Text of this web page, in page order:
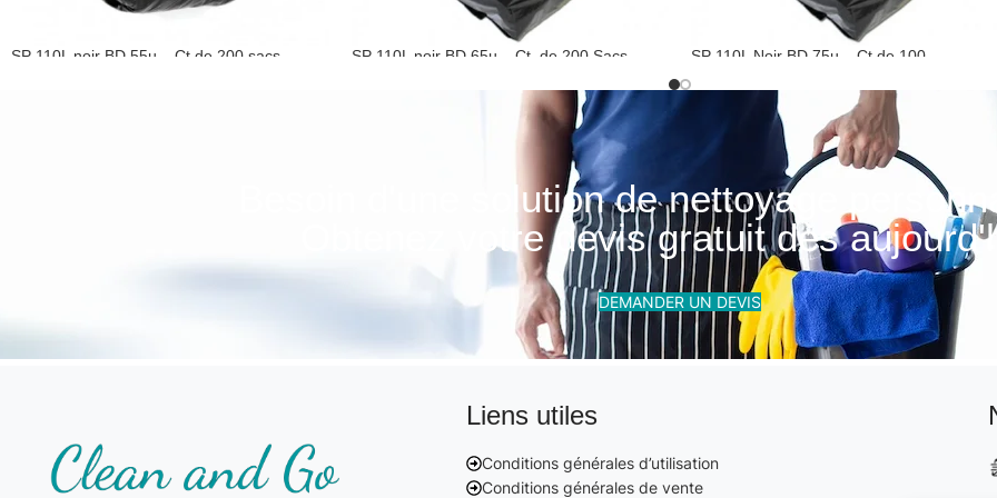
SP 110L noir BD 55µ – Ct de 200 sacs SP 110L noir BD 65µ – Ct. de 200 Sacs
Sacs poubelles pebd noirs
SP 110L Noir BD 75µ – Ct de 100
Sacs poubelles pebd noirs
Besoin d'une solution de nettoyage
Obtenez votre devis gratuit dès
DEMANDER UN DEVIS
Liens utiles
Conditions générales d’utilisation
Conditions générales de vente